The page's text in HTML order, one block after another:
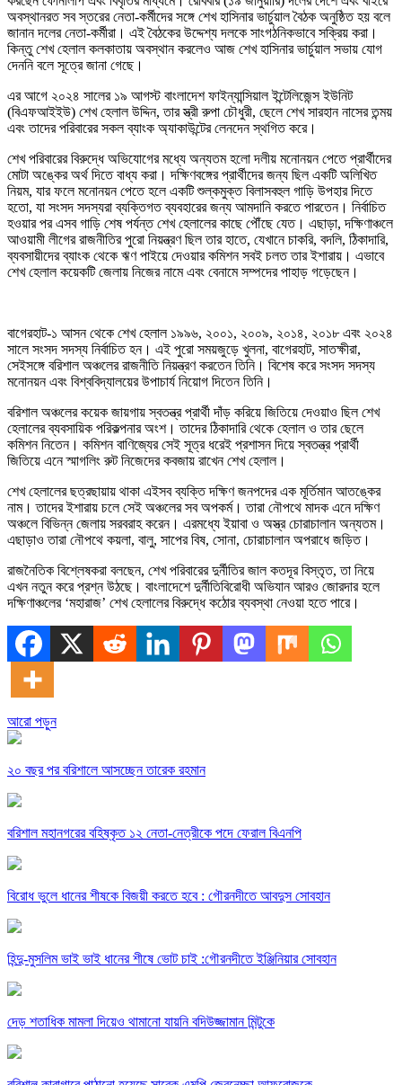
অবস্থানরত সব স্তরের নেতা-কর্মীদের সঙ্গে শেখ হাসিনার ভার্চুয়াল বৈঠক অনুষ্ঠিত হয় বলে
জানান দলের নেতা-কর্মীরা। এই বৈঠকের উদ্দেশ্য দলকে সাংগঠনিকভাবে সক্রিয় করা।
কিন্তু শেখ হেলাল কলকাতায় অবস্থান করলেও আজ শেখ হাসিনার ভার্চুয়াল সভায় যোগ
দেননি বলে সূত্রে জানা গেছে।
এর আগে ২০২৪ সালের ১৯ আগস্ট বাংলাদেশ ফাইন্যান্সিয়াল ইন্টেলিজেন্স ইউনিট
(বিএফআইইউ) শেখ হেলাল উদ্দিন, তার স্ত্রী রুপা চৌধুরী, ছেলে শেখ সারহান নাসের তন্ময়
এবং তাদের পরিবারের সকল ব্যাংক অ্যাকাউন্টের লেনদেন স্থগিত করে।
শেখ পরিবারের বিরুদ্ধে অভিযোগের মধ্যে অন্যতম হলো দলীয় মনোনয়ন পেতে প্রার্থীদের
মোটা অঙ্কের অর্থ দিতে বাধ্য করা। দক্ষিণবঙ্গের প্রার্থীদের জন্য ছিল একটি অলিখিত
নিয়ম, যার ফলে মনোনয়ন পেতে হলে একটি শুল্কমুক্ত বিলাসবহুল গাড়ি উপহার দিতে
হতো, যা সংসদ সদস্যরা ব্যক্তিগত ব্যবহারের জন্য আমদানি করতে পারতেন। নির্বাচিত
হওয়ার পর এসব গাড়ি শেষ পর্যন্ত শেখ হেলালের কাছে পৌঁছে যেত। এছাড়া, দক্ষিণাঞ্চলে
আওয়ামী লীগের রাজনীতির পুরো নিয়ন্ত্রণ ছিল তার হাতে, যেখানে চাকরি, বদলি, ঠিকাদারি,
ব্যবসায়ীদের ব্যাংক থেকে ঋণ পাইয়ে দেওয়ার কমিশন সবই চলত তার ইশারায়। এভাবে
শেখ হেলাল কয়েকটি জেলায় নিজের নামে এবং বেনামে সম্পদের পাহাড় গড়েছেন।
বাগেরহাট-১ আসন থেকে শেখ হেলাল ১৯৯৬, ২০০১, ২০০৯, ২০১৪, ২০১৮ এবং ২০২৪
সালে সংসদ সদস্য নির্বাচিত হন। এই পুরো সময়জুড়ে খুলনা, বাগেরহাট, সাতক্ষীরা,
সেইসঙ্গে বরিশাল অঞ্চলের রাজনীতি নিয়ন্ত্রণ করতেন তিনি। বিশেষ করে সংসদ সদস্য
মনোনয়ন এবং বিশ্ববিদ্যালয়ের উপাচার্য নিয়োগ দিতেন তিনি।
বরিশাল অঞ্চলের কয়েক জায়গায় স্বতন্ত্র প্রার্থী দাঁড় করিয়ে জিতিয়ে দেওয়াও ছিল শেখ
হেলালের ব্যবসায়িক পরিকল্পনার অংশ। তাদের ঠিকাদারি থেকে হেলাল ও তার ছেলে
কমিশন নিতেন। কমিশন বাণিজ্যের সেই সূত্র ধরেই প্রশাসন দিয়ে স্বতন্ত্র প্রার্থী
জিতিয়ে এনে স্মাগলিং রুট নিজেদের কবজায় রাখেন শেখ হেলাল।
শেখ হেলালের ছত্রছায়ায় থাকা এইসব ব্যক্তি দক্ষিণ জনপদের এক মূর্তিমান আতঙ্কের
নাম। তাদের ইশারায় চলে সেই অঞ্চলের সব অপকর্ম। তারা নৌপথে মাদক এনে দক্ষিণ
অঞ্চলে বিভিন্ন জেলায় সরবরাহ করেন। এরমধ্যে ইয়াবা ও অস্ত্র চোরাচালান অন্যতম।
এছাড়াও তারা নৌপথে কয়লা, বালু, সাপের বিষ, সোনা, চোরাচালান অপরাধে জড়িত।
রাজনৈতিক বিশ্লেষকরা বলছেন, শেখ পরিবারের দুর্নীতির জাল কতদূর বিস্তৃত, তা নিয়ে
এখন নতুন করে প্রশ্ন উঠছে। বাংলাদেশে দুর্নীতিবিরোধী অভিযান আরও জোরদার হলে
দক্ষিণাঞ্চলের ‘মহারাজ’ শেখ হেলালের বিরুদ্ধে কঠোর ব্যবস্থা নেওয়া হতে পারে।
আরো পড়ুন
২০ বছর পর বরিশালে আসচ্ছেন তারেক রহমান
বরিশাল মহানগরের বহিষ্কৃত ১২ নেতা-নেত্রীকে পদে ফেরাল বিএনপি
বিরোধ ভুলে ধানের শীষকে বিজয়ী করতে হবে : গৌরনদীতে আবদুস সোবহান
হিন্দু-মুসলিম ভাই ভাই ধানের শীষে ভোট চাই :গৌরনদীতে ইঞ্জিনিয়ার সোবহান
দেড় শতাধিক মামলা দিয়েও থামানো যায়নি বদিউজ্জামান মিন্টুকে